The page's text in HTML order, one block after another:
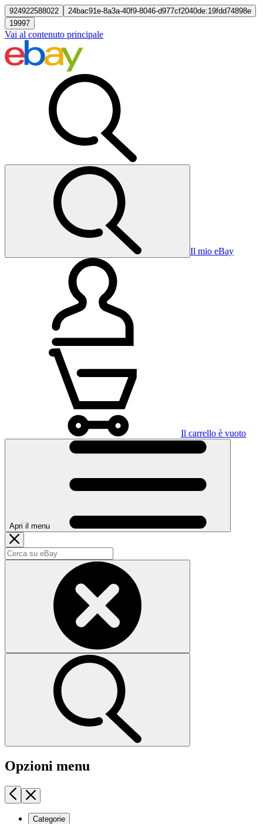
924922588022
24bac91e-8a3a-40f9-8046-d977cf2040de:19fdd74898e
19997
Vai al contenuto principale
Il mio eBay
Il carrello è vuoto
Apri il menu
Opzioni menu
Categorie